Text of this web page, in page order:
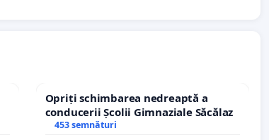
Opriți schimbarea nedreaptă a
conducerii Școlii Gimnaziale Săcălaz
453 semnături